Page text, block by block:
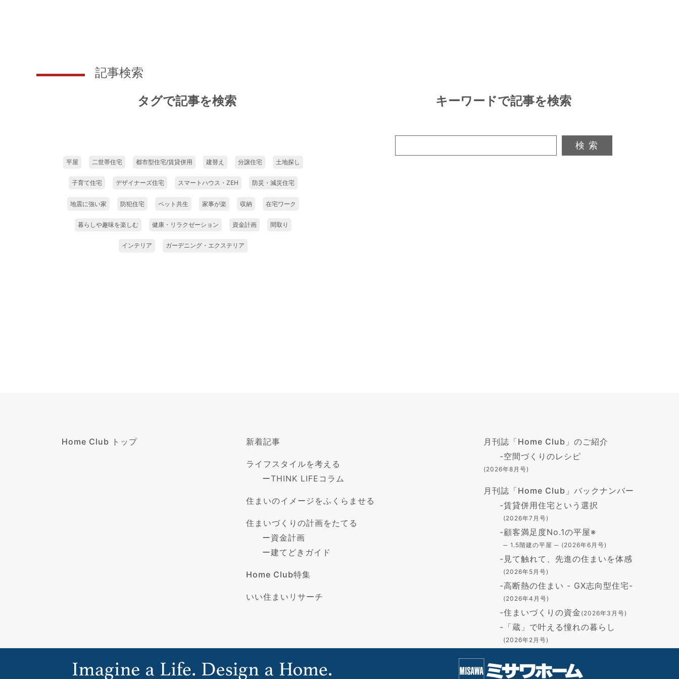
記事検索
タグで記事を検索
平屋 二世帯住宅 都市型住宅/賃貸併用 建替え 分譲住宅 土地探し
子育て住宅 デザイナーズ住宅 スマートハウス・ZEH 防災・減災住宅
地震に強い家 防犯住宅 ペット共生 家事が楽 収納 在宅ワーク
暮らしや趣味を楽しむ 健康・リラクゼーション 資金計画 間取り
インテリア ガーデニング・エクステリア
キーワードで記事を検索
検 索
Home Club トップ 新着記事
ライフスタイルを考える
ーTHINK LIFEコラム
住まいのイメージをふくらませる
住まいづくりの計画をたてる
ー資金計画
ー建てどきガイド
Home Club特集
いい住まいリサーチ
月刊誌「Home Club」のご紹介
-空間づくりのレシピ
(2026年8月号)
月刊誌「Home Club」バックナンバー
-賃貸併用住宅という選択
(2026年7月号)
-顧客満足度No.1の平屋※
─ 1.5階建の平屋 ─ (2026年6月号)
- 見て触れて、先進の住まいを体感
(2026年5月号)
-高断熱の住まい - GX志向型住宅-
(2026年4月号)
-住まいづくりの資金 (2026年3月号)
- 「蔵」で叶える憧れの暮らし
(2026年2月号)
-私の好きな時間(2025年12月号)